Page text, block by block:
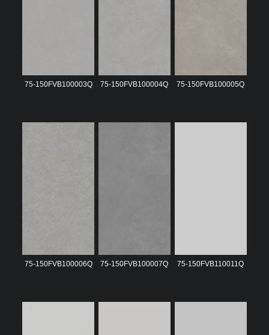
75-150FVB100003Q 75-150FVB100004Q 75-150FVB100005Q
75-150FVB100006Q 75-150FVB100007Q 75-150FVB110011Q